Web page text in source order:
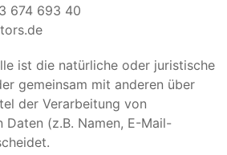
674 693 40
ist die natürliche oder juristische
gemeinsam mit anderen über
der Verarbeitung von
Daten (z.B. Namen, E-Mail-